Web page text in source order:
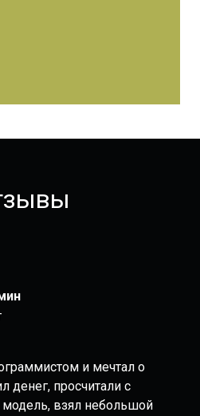
и мечтал о
денег, просчитали с
взял небольшой